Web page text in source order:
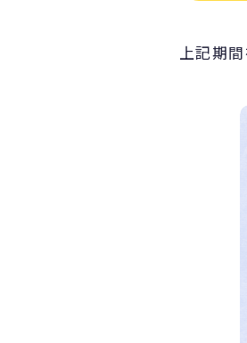
上記期間